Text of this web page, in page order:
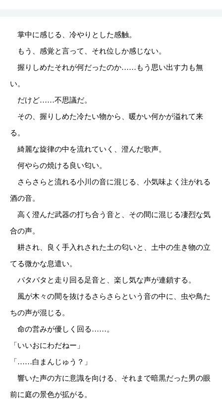
掌中に感じる、冷やりとした感触。
もう、感覚と言って、それ位しか感じない。
握りしめたそれが何だったのか……もう思い出す力も無
い。
だけど……不思議だ。
その、握りしめた冷たい物から、暖かい何かが溢れて来
る。
綺麗な旋律の中を流れていく、澄んだ歌声。
何やらの焼ける良い匂い。
さらさらと流れる小川の音に混じる、小気味よく注がれる
酒の音。
高く澄んだ武器の打ち合う音と、その間に混じる凄烈な気
合の声。
耕され、良く手入れされた土の匂いと、土中の生き物の立
てる微かな息遣い。
バタバタと走り回る足音と、楽し気な声が連鎖する。
風が木々の間を抜けるさらさらという音の中に、虫や鳥た
ちの声が混じる。
命の営みが優しく回る……。
「いいおにわだねー」
「……白まんじゅう？」
響いた声の方に意識を向ける、それまで暗黒だった男の眼
前に庭の景色が拡がる。